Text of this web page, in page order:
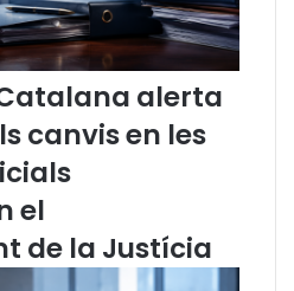
a
q
e
l
s
g
u
alerta
canvis en les
el
de la Justícia